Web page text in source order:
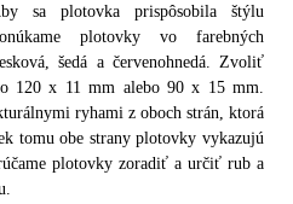
sa plotovka prispôsobila štýlu
plotovky vo farebných
šedá a červenohnedá.
Zvoliť
120 x 11 mm alebo 90 x 15 mm.
ryhami z oboch strán, ktorá
tomu obe strany plotovky vykazujú
plotovky zoradiť a určiť rub a